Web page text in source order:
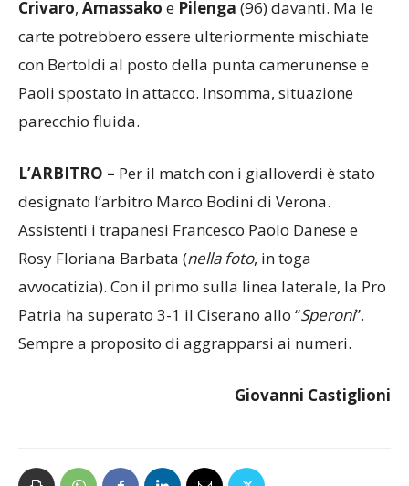
Crivaro, Amassako e Pilenga (96) davanti. Ma le
carte potrebbero essere ulteriormente mischiate
con Bertoldi al posto della punta camerunense e
Paoli spostato in attacco. Insomma, situazione
parecchio fluida.
L’ARBITRO – Per il match con i gialloverdi è stato
designato l’arbitro Marco Bodini di Verona.
Assistenti i trapanesi Francesco Paolo Danese e
Rosy Floriana Barbata (nella foto, in toga
avvocatizia). Con il primo sulla linea laterale, la Pro
Patria ha superato 3-1 il Ciserano allo “Speroni”.
Sempre a proposito di aggrapparsi ai numeri.
Giovanni Castiglioni